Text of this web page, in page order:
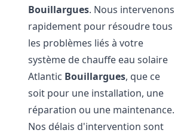
Bouillargues. Nous intervenons
rapidement pour résoudre tous
les problèmes liés à votre
système de chauffe eau solaire
Atlantic Bouillargues, que ce
soit pour une installation, une
réparation ou une maintenance.
Nos délais d'intervention sont